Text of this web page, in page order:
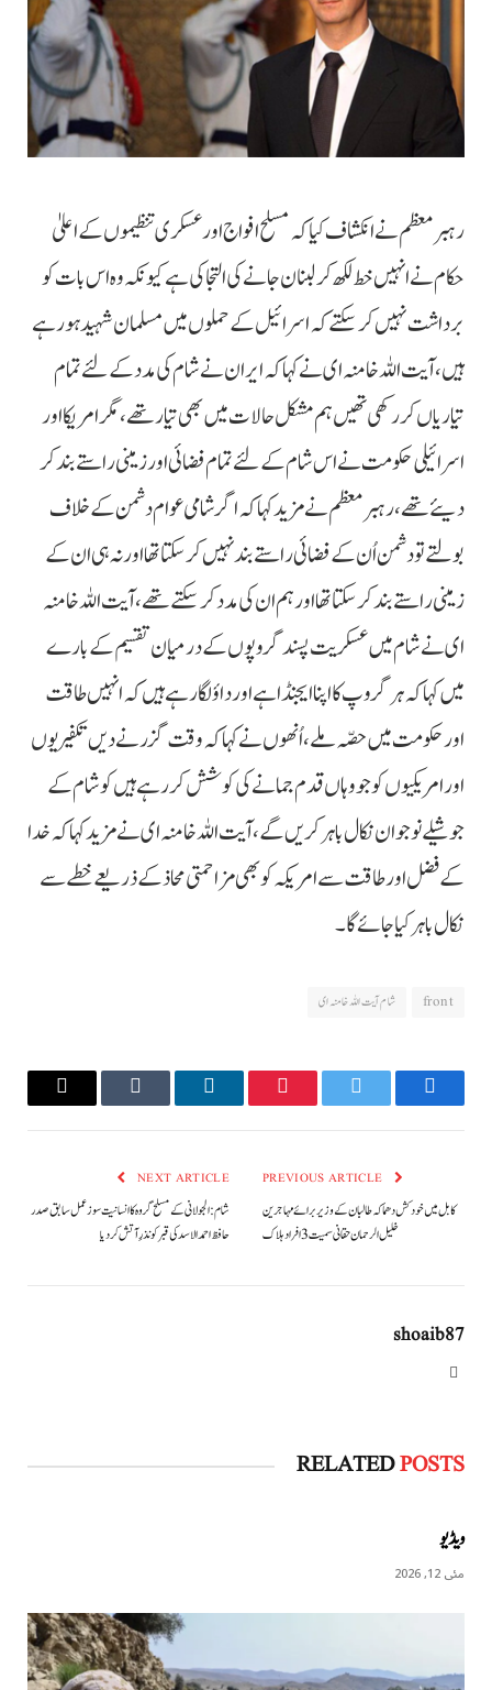
رہبر معظم نے انکشاف کیا کہ مسلح افواج اور عسکری تنظیموں کے اعلیٰ
حکام نے انہیں خط لکھ کر لبنان جانے کی التجا کی ہے کیونکہ وہ اس بات کو
برداشت نہیں کر سکتے کہ اسرائیل کے حملوں میں مسلمان شہید ہورہے
ہیں، آیت اللہ خامنہ ای نے کہا کہ ایران نے شام کی مدد کے لئے تمام
تیاریاں کر رکھی تھیں ہم مشکل حالات میں بھی تیار تھے، مگر امریکا اور
اسرائیلی حکومت نے اس شام کے لئے تمام فضائی اور زمینی راستے بند کر
دیئے تھے، رہبر معظم نے مزید کہا کہ اگر شامی عوام دشمن کے خلاف
بولتے تو دشمن اُن کے فضائی راستے بند نہیں کر سکتا تھا اور نہ ہی ان کے
زمینی راستے بند کر سکتا تھا اور ہم ان کی مدد کر سکتے تھے، آیت اللہ خامنہ
ای نے شام میں عسکریت پسند گروپوں کے درمیان تقسیم کے بارے
میں کہا کہ ہر گروپ کا اپنا ایجنڈا ہے اور داؤ لگارہے ہیں کہ انہیں طاقت
اور حکومت میں حصّہ ملے، اُنھوں نے کہا کہ وقت گزرنے دیں تکفیریوں
اور امریکیوں کو جو وہاں قدم جمانے کی کوشش کررہے ہیں کو شام کے
جوشیلے نوجوان نکال باہر کریں گے، آیت اللہ خامنہ ای نے مزید کہا کہ خدا
کے فضل اور طاقت سے امریکہ کو بھی مزاحمتی محاذ کے ذریعے خطے سے
نکال باہر کیا جائے گا۔
front شام آیت اللہ خامنہ ای
Facebook
Twitter
Pinterest
LinkedIn
Tumblr
Email
کابل میں خودکش دھماکہ طالبان کے وزیر برائے مہاجرین
خلیل الرحمان حقانی سمیت 3 افراد ہلاک
NEXT ARTICLE
شام: الجولانی کے مسلح گروہ کا انسانیت سوز عمل سابق صدر
حافظ احمد الاسد کی قبر کو نذرِ آتش کردیا
shoaib87
RELATEDPOSTS
ویڈیو
مئی 12, 2026